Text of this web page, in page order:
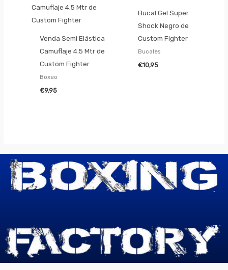
Venda Semi Elástica
Camuflaje 4.5 Mtr de
Custom Fighter
Boxeo
€9,95
Bucal Gel Super
Shock Negro de
Custom Fighter
Bucales
€10,95